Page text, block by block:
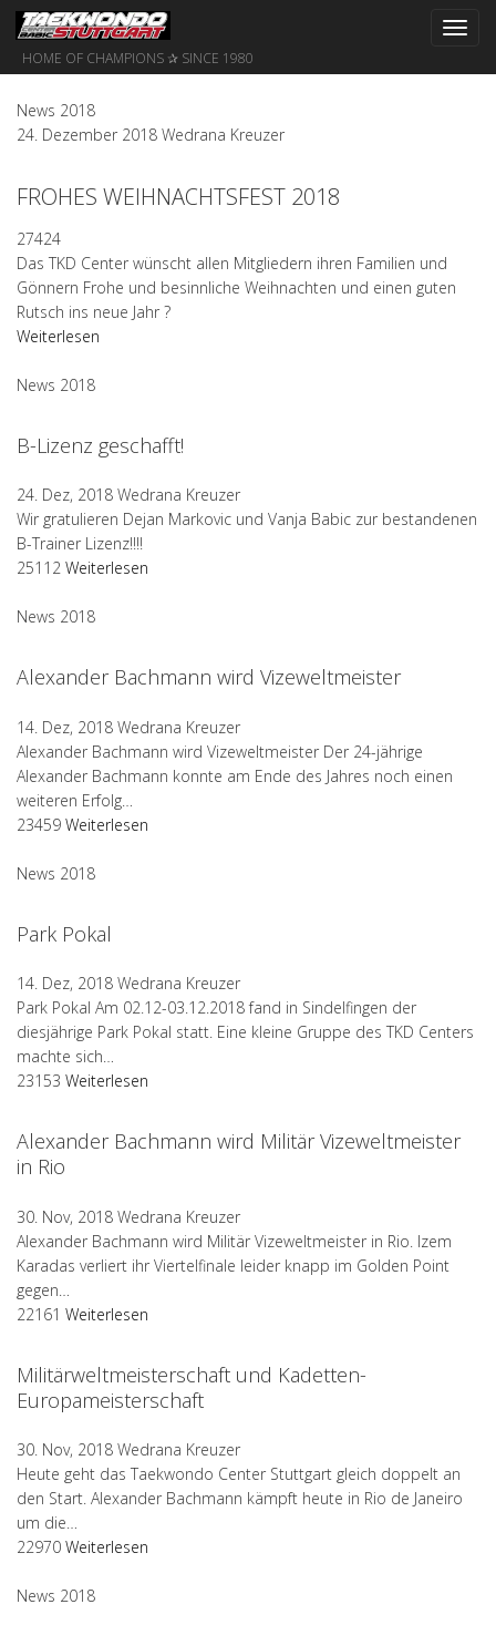
HOME OF CHAMPIONS ✰ SINCE 1980
News 2018
24. Dezember 2018 Wedrana Kreuzer
FROHES WEIHNACHTSFEST 2018
27424
Das TKD Center wünscht allen Mitgliedern ihren Familien und
Gönnern Frohe und besinnliche Weihnachten und einen guten
Rutsch ins neue Jahr ?
Weiterlesen
News 2018
B-Lizenz geschafft!
24. Dez, 2018 Wedrana Kreuzer
Wir gratulieren Dejan Markovic und Vanja Babic zur bestandenen
B-Trainer Lizenz!!!!
25112 Weiterlesen
News 2018
Alexander Bachmann wird Vizeweltmeister
14. Dez, 2018 Wedrana Kreuzer
Alexander Bachmann wird Vizeweltmeister Der 24-jährige
Alexander Bachmann konnte am Ende des Jahres noch einen
weiteren Erfolg…
23459 Weiterlesen
News 2018
Park Pokal
14. Dez, 2018 Wedrana Kreuzer
Park Pokal Am 02.12-03.12.2018 fand in Sindelfingen der
diesjährige Park Pokal statt. Eine kleine Gruppe des TKD Centers
machte sich…
23153 Weiterlesen
Alexander Bachmann wird Militär Vizeweltmeister
in Rio
30. Nov, 2018 Wedrana Kreuzer
Alexander Bachmann wird Militär Vizeweltmeister in Rio. Izem
Karadas verliert ihr Viertelfinale leider knapp im Golden Point
gegen…
22161 Weiterlesen
Militärweltmeisterschaft und Kadetten-
Europameisterschaft
30. Nov, 2018 Wedrana Kreuzer
Heute geht das Taekwondo Center Stuttgart gleich doppelt an
den Start. Alexander Bachmann kämpft heute in Rio de Janeiro
um die…
22970 Weiterlesen
News 2018